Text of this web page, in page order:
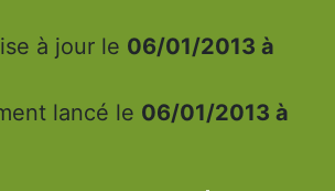
à jour le 06/01/2013 à
lancé le 06/01/2013 à